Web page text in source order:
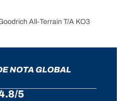
All-Terrain T/A KO3
NOTA GLOBAL
5